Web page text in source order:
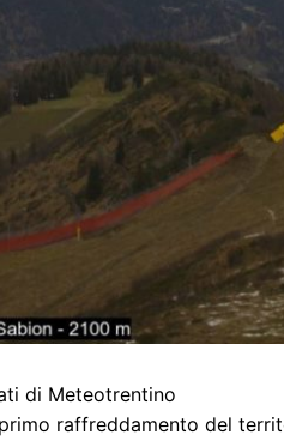
di Meteotrentino
raffreddamento del